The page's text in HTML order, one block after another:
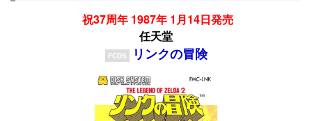
祝37周年 1987年 1月14日発売
任天堂
FCDS リンクの冒険